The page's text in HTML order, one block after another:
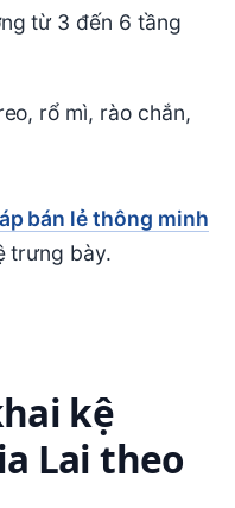
từ 3 đến 6 tầng
rổ mì, rào chắn,
bán lẻ thông minh
trưng bày.
kệ
Lai theo